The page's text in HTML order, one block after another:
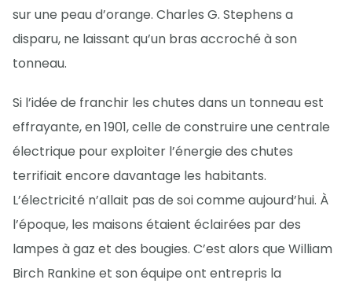
sur une peau d’orange. Charles G. Stephens a
disparu, ne laissant qu’un bras accroché à son
tonneau.
Si l’idée de franchir les chutes dans un tonneau est
effrayante, en 1901, celle de construire une centrale
électrique pour exploiter l’énergie des chutes
terrifiait encore davantage les habitants.
L’électricité n’allait pas de soi comme aujourd’hui. À
l’époque, les maisons étaient éclairées par des
lampes à gaz et des bougies. C’est alors que William
Birch Rankine et son équipe ont entrepris la